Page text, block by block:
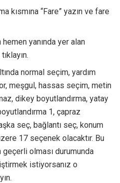
kısmına “Fare” yazın ve fare
yanında yer alan
normal seçim, yardım
meşgul, hassas seçim, metin
dikey boyutlandırma, yatay
1, çapraz
seç, bağlantı seç, konum
17 seçenek olacaktır. Bu
olması durumunda
istiyorsanız o